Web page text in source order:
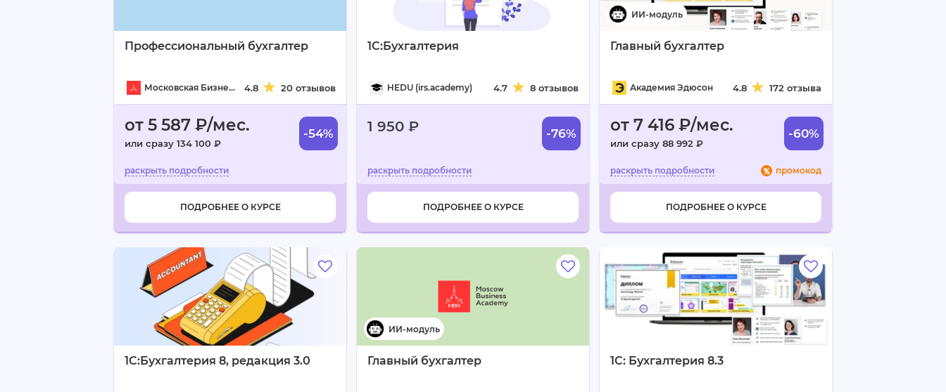
Профессиональный бухгалтер
Московская Бизнес Академия 4.8 20 отзывов
от 5 587 ₽/мес.
или сразу 134 100 ₽
-54%
ПОДРОБНЕЕ О КУРСЕ
1С:Бухгалтерия
HEDU (irs.academy) 4.7 8 отзывов
1 950 ₽ -76%
ПОДРОБНЕЕ О КУРСЕ
Главный бухгалтер
Академия Эдюсон 4.8 172 отзыва
от 7 416 ₽/мес.
или сразу 88 992 ₽
-60%
промокод
ПОДРОБНЕЕ О КУРСЕ
1С:Бухгалтерия 8, редакция 3.0 Главный бухгалтер 1C: Бухгалтерия 8.3